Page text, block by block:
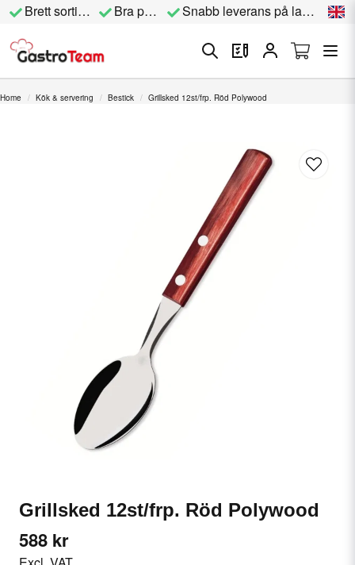
Brett sortiment Bra priser Snabb leverans på lagervara
Home Kök & servering Bestick Grillsked 12st/frp. Röd Polywood
Grillsked 12st/frp. Röd Polywood
588 kr